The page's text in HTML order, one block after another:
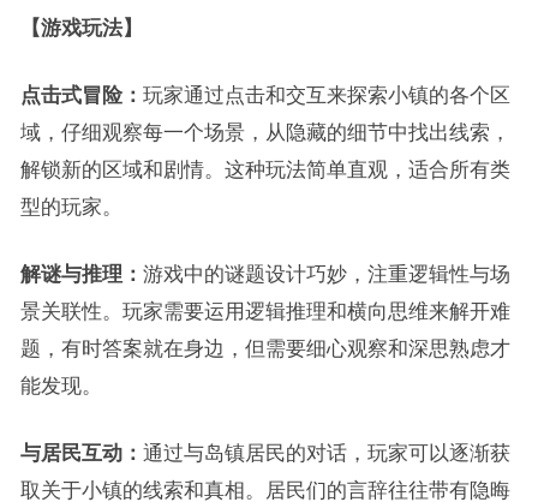
【游戏玩法】
点击式冒险： 玩家通过点击和交互来探索小镇的各个区
域，仔细观察每一个场景，从隐藏的细节中找出线索，
解锁新的区域和剧情。这种玩法简单直观，适合所有类
型的玩家。
解谜与推理： 游戏中的谜题设计巧妙，注重逻辑性与场
景关联性。玩家需要运用逻辑推理和横向思维来解开难
题，有时答案就在身边，但需要细心观察和深思熟虑才
能发现。
与居民互动： 通过与岛镇居民的对话，玩家可以逐渐获
取关于小镇的线索和真相。居民们的言辞往往带有隐晦